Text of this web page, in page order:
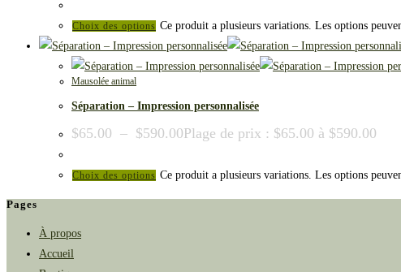
Choix des options Ce produit a plusieurs variations. Les options
Mausolée animal
Séparation – Impression personnalisée
$65.00 – $590.00Plage de prix : $65.00 à $590.00
Choix des options Ce produit a plusieurs variations. Les options
Pages
À propos
Accueil